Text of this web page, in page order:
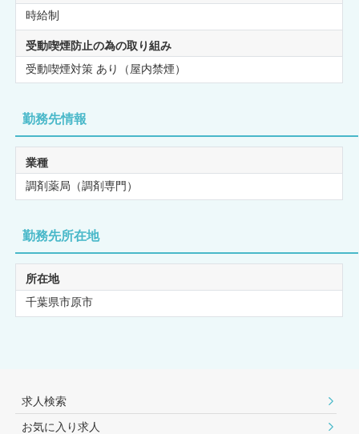
時給制
受動喫煙防止の為の取り組み
受動喫煙対策 あり（屋内禁煙）
勤務先情報
業種
調剤薬局（調剤専門）
勤務先所在地
所在地
千葉県市原市
求人検索
お気に入り求人